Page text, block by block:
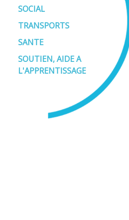
SOCIAL
TRANSPORTS
SANTE
SOUTIEN, AIDE A
L'APPRENTISSAGE